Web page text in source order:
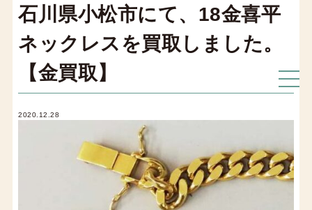
石川県小松市にて、18金喜平
ネックレスを買取しました。
【金買取】
2020.12.28